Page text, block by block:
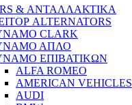
& ΑΝΤΑΛΛΑΚΤΙΚΑ
ALTERNATORS
CLARK
ΑΠΛΟ
ΕΠΙΒΑΤΙΚΩΝ
ALFA ROMEO
AMERICAN VEHICLES
AUDI